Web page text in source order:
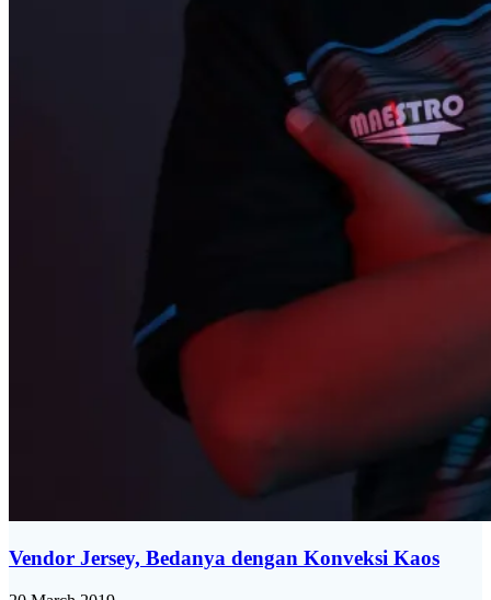
Vendor Jersey, Bedanya dengan Konveksi Kaos